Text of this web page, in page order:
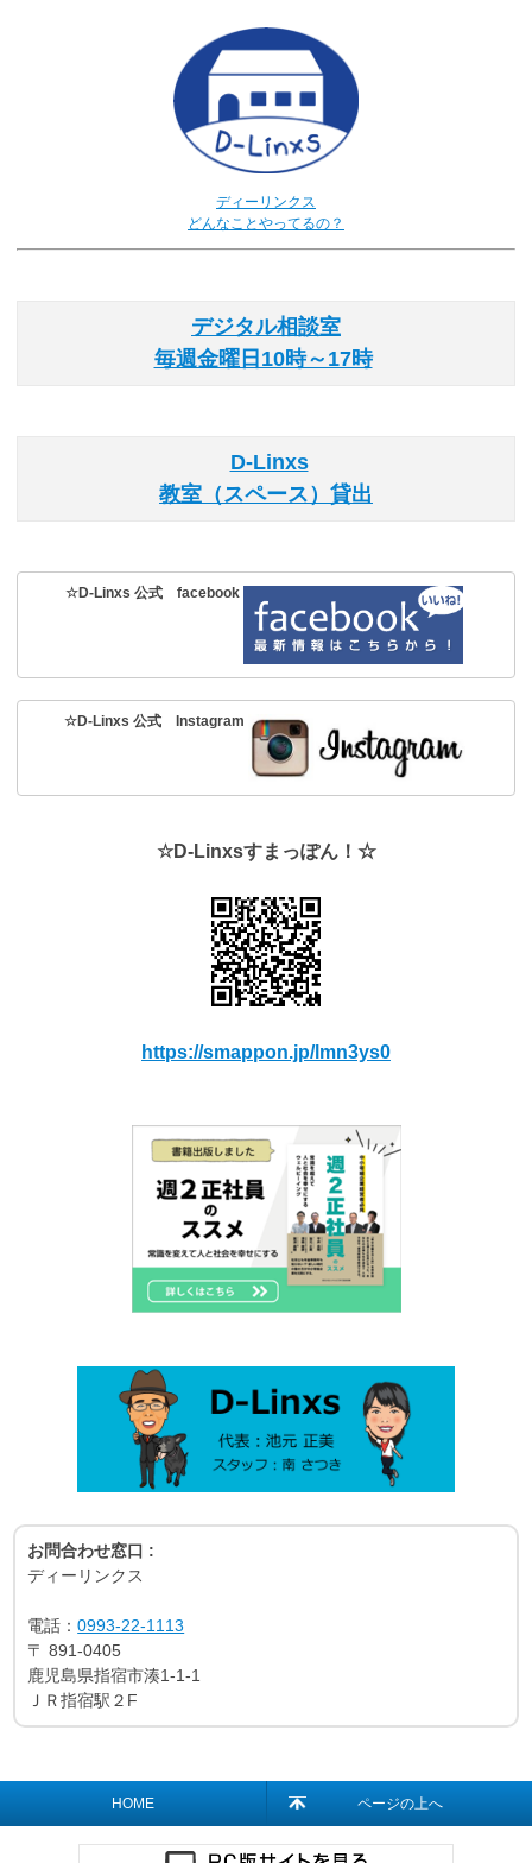
ディーリンクス
どんなことやってるの？
デジタル相談室
毎週金曜日10時～17時
D-Linxs
教室（スペース）貸出
☆D-Linxs 公式 facebook
☆D-Linxs 公式 Instagram
☆D-Linxsすまっぽん！☆
https://smappon.jp/lmn3ys0
お問合わせ窓口 :
ディーリンクス
電話：0993-22-1113
〒891-0405
鹿児島県指宿市湊1-1-1
ＪＲ指宿駅２F
HOME ページの上へ